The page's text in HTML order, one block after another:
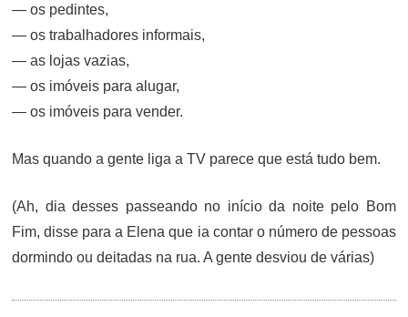
— os pedintes,
— os trabalhadores informais,
— as lojas vazias,
— os imóveis para alugar,
— os imóveis para vender.
Mas quando a gente liga a TV parece que está tudo bem.
(Ah, dia desses passeando no início da noite pelo Bom
Fim, disse para a Elena que ia contar o número de pessoas
dormindo ou deitadas na rua. A gente desviou de várias)